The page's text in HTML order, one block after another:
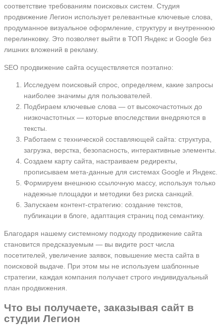
соответствие требованиям поисковых систем. Студия
продвижение Легион использует релевантные ключевые слова,
продуманное визуальное оформление, структуру и внутреннюю
перелинковку. Это позволяет выйти в ТОП Яндекс и Google без
лишних вложений в рекламу.
SEO продвижение сайта осуществляется поэтапно:
Исследуем поисковый спрос, определяем, какие запросы
наиболее значимы для пользователей.
Подбираем ключевые слова — от высокочастотных до
низкочастотных — которые впоследствии внедряются в
тексты.
Работаем с технической составляющей сайта: структура,
загрузка, верстка, безопасность, интерактивные элементы.
Создаем карту сайта, настраиваем редиректы,
прописываем мета-данные для системах Google и Яндекс.
Формируем внешнюю ссылочную массу, используя только
надежные площадки и методики без риска санкций.
Запускаем контент-стратегию: создание текстов,
публикации в блоге, адаптация страниц под семантику.
Благодаря нашему системному подходу продвижение сайта
становится предсказуемым — вы видите рост числа
посетителей, увеличение заявок, повышение места сайта в
поисковой выдаче. При этом мы не используем шаблонные
стратегии, каждая компания получает строго индивидуальный
план продвижения.
Что вы получаете, заказывая сайт в
студии Легион